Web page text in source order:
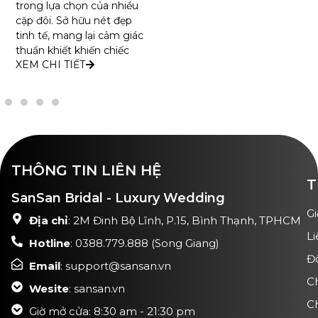
trong lựa chọn của nhiều
cặp đôi. Sở hữu nét đẹp
tinh tế, mang lại cảm giác
thuần khiết khiến chiếc
XEM CHI TIẾT
THÔNG TIN LIÊN HỆ
SanSan Bridal - Luxury Wedding
Địa chỉ: 2M Đinh Bộ Lĩnh, P.15, Bình Thạnh, TPHCM
Hotline: 0388.779.888 (Song Giang)
Email: support@sansan.vn
Wesite: sansan.vn
Giờ mở cửa: 8:30 am - 21:30 pm